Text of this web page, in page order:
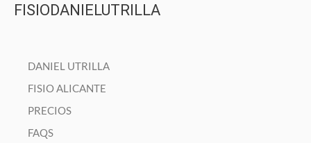
FISIODANIELUTRILLA
DANIEL UTRILLA
FISIO ALICANTE
PRECIOS
FAQS